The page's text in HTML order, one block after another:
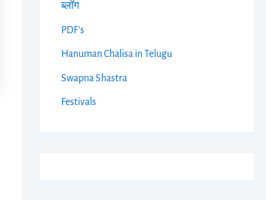
ब्लॉग
PDF's
Hanuman Chalisa in Telugu
Swapna Shastra
Festivals